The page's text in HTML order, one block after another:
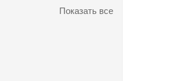
Показать все